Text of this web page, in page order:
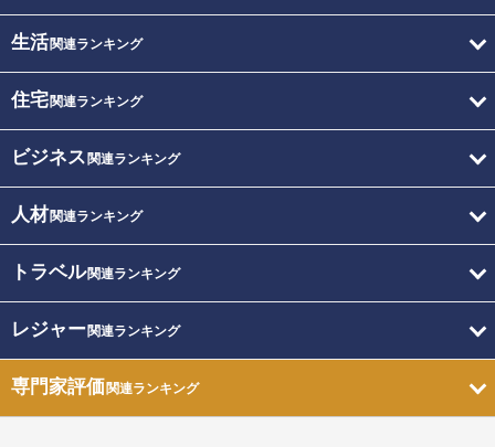
生活関連ランキング
住宅関連ランキング
ビジネス 関連ランキング
人材関連ランキング
トラベル関連ランキング
レジャー関連ランキング
専門家評価関連ランキング